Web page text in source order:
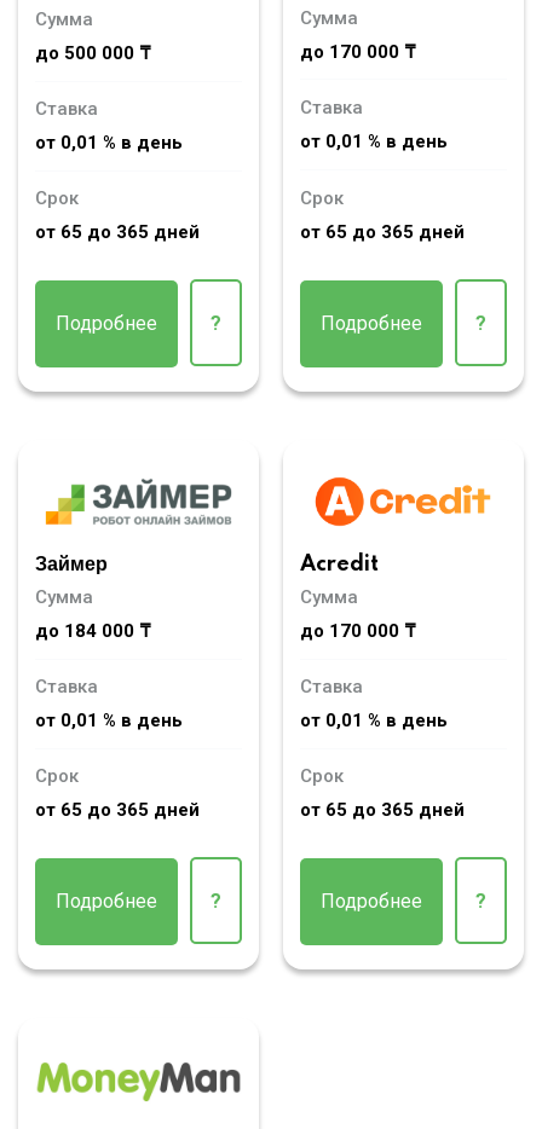
Сумма
до 500 000 ₸
Ставка
от 0,01 % в день
Срок
от 65 до 365 дней
Подробнее ?
Сумма
до 170 000 ₸
Ставка
от 0,01 % в день
Срок
от 65 до 365 дней
Подробнее ?
Займер
Сумма
до 184 000 ₸
Ставка
от 0,01 % в день
Срок
от 65 до 365 дней
Подробнее ?
Acredit
Сумма
до 170 000 ₸
Ставка
от 0,01 % в день
Срок
от 65 до 365 дней
Подробнее ?